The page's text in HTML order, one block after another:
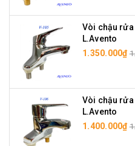
Vòi chậu
L.Avento
1.350.000₫
Vòi chậu
L.Avento
1.400.000₫